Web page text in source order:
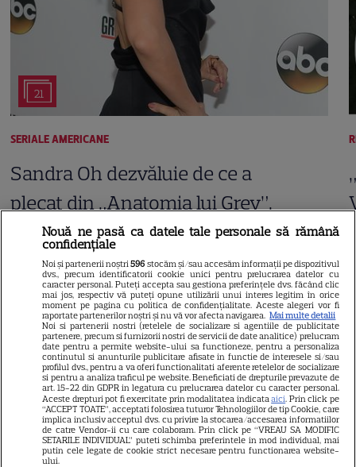
21
SERIALE AMERICANE
Sandra Oh dezvăluie de ce a
plecat din „Anatomia lui Grey”.
Discuția cu Shonda Rhimes
care a schimbat totul pentru
Cristina Yang
ARTICOLE PARTENERI
Horoscop Urania | Previziuni
Nouă ne pasă ca datele tale personale să rămână
confidențiale
Noi și partenerii noștri596 stocăm și/sau accesăm informații pe dispozitivul
dvs., precum identificatorii cookie unici pentru prelucrarea datelor cu
caracter personal. Puteți accepta sau gestiona preferințele dvs. făcând clic
mai jos, respectiv vă puteți opune utilizării unui interes legitim în orice
moment pe pagina cu politica de confidențialitate. Aceste alegeri vor fi
raportate partenerilor noștri și nu vă vor afecta navigarea. Mai multe detalii
Noi si partenerii nostri (retelele de socializare si agentiile de publicitate
partenere, precum si furnizorii nostri de servicii de date analitice) prelucram
date pentru a permite website-ului sa functioneze, pentru a personaliza
continutul si anunturile publicitare afisate in functie de interesele si/sau
profilul dvs., pentru a va oferi functionalitati aferente retelelor de socializare
si pentru a analiza traficul pe website. Beneficiati de drepturile prevazute de
art. 15-22 din GDPR in legatura cu prelucrarea datelor cu caracter personal.
Aceste drepturi pot fi exercitate prin modalitatea indicataaici. Prin click pe
“ACCEPT TOATE”, acceptati folosirea tuturor Tehnologiilor de tip Cookie, care
implica inclusiv acceptul dvs. cu privire la stocarea/accesarea informatiilor
de catre Vendor-ii cu care colaboram. Prin click pe “VREAU SA MODIFIC
SETARILE INDIVIDUAL” puteti schimba preferintele in mod individual, mai
putin cele legate de cookie strict necesare pentru functionarea website-
ului.